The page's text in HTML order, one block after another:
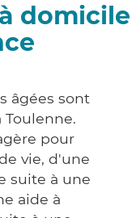
domicile
âgées sont
Toulenne.
pour
vie, d'une
suite à une
aide à